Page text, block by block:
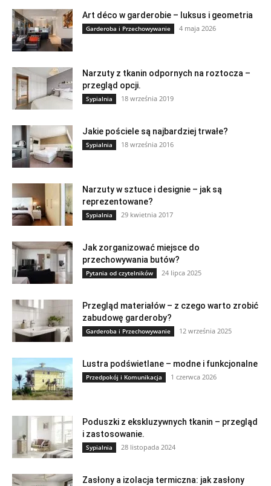
Art déco w garderobie – luksus i geometria
Garderoba i Przechowywanie 4 maja 2026
Narzuty z tkanin odpornych na roztocza –
przegląd opcji.
Sypialnia 18 września 2019
Jakie pościele są najbardziej trwałe?
Sypialnia 18 września 2016
Narzuty w sztuce i designie – jak są
reprezentowane?
Sypialnia 29 kwietnia 2017
Jak zorganizować miejsce do
przechowywania butów?
Pytania od czytelników 24 lipca 2025
Przegląd materiałów – z czego warto zrobić
zabudowę garderoby?
Garderoba i Przechowywanie 12 września 2025
Lustra podświetlane – modne i funkcjonalne
Przedpokój i Komunikacja 1 czerwca 2026
Poduszki z ekskluzywnych tkanin – przegląd
i zastosowanie.
Sypialnia 28 listopada 2024
Zasłony a izolacja termiczna: jak zasłony